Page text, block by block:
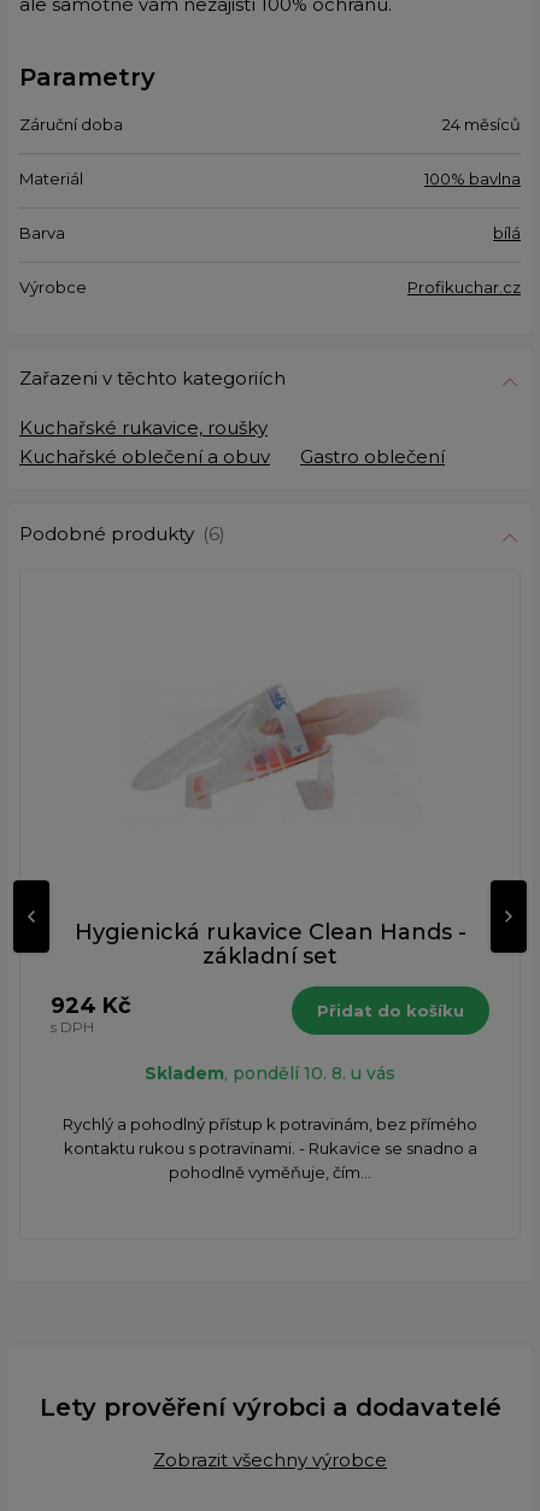
Parametry
Záruční doba 24 měsíců
Materiál 100% bavlna
Barva bílá
Výrobce Profikuchar.cz
Zařazeni v těchto kategoriích
Kuchařské rukavice, roušky
Kuchařské oblečení a obuv
Gastro oblečení
Podobné produkty (6)
Hygienická rukavice Clean Hands -
základní set
924 Kč
s DPH
Přidat do košíku
Skladem, pondělí 10. 8. u vás
Rychlý a pohodlný přístup k potravinám, bez přímého
kontaktu rukou s potravinami. - Rukavice se snadno a
pohodlně vyměňuje, čím...
Lety prověření výrobci a dodavatelé
Zobrazit všechny výrobce